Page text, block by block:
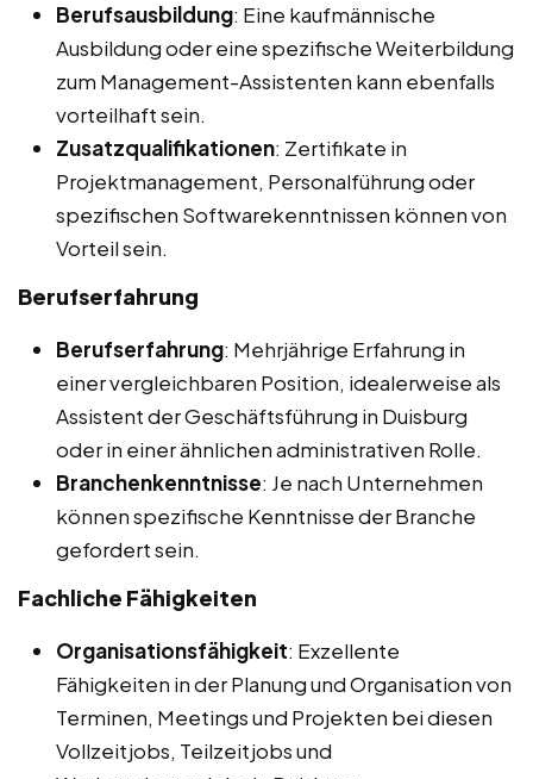
Berufsausbildung: Eine kaufmännische
Ausbildung oder eine spezifische Weiterbildung
zum Management-Assistenten kann ebenfalls
vorteilhaft sein.
Zusatzqualifikationen: Zertifikate in
Projektmanagement, Personalführung oder
spezifischen Softwarekenntnissen können von
Vorteil sein.
Berufserfahrung
Berufserfahrung: Mehrjährige Erfahrung in
einer vergleichbaren Position, idealerweise als
Assistent der Geschäftsführung in Duisburg
oder in einer ähnlichen administrativen Rolle.
Branchenkenntnisse: Je nach Unternehmen
können spezifische Kenntnisse der Branche
gefordert sein.
Fachliche Fähigkeiten
Organisationsfähigkeit: Exzellente
Fähigkeiten in der Planung und Organisation von
Terminen, Meetings und Projekten bei diesen
Vollzeitjobs, Teilzeitjobs und